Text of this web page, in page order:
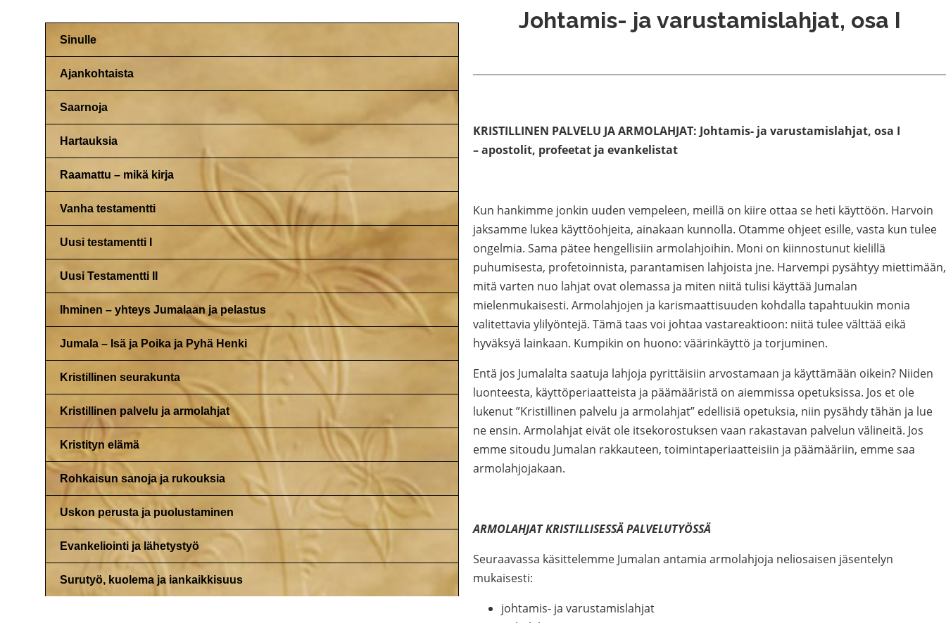
Sinulle
Ajankohtaista
Saarnoja
Hartauksia
Raamattu – mikä kirja
Vanha testamentti
Uusi testamentti I
Uusi Testamentti II
Ihminen – yhteys Jumalaan ja pelastus
Jumala – Isä ja Poika ja Pyhä Henki
Kristillinen seurakunta
Kristillinen palvelu ja armolahjat
Kristityn elämä
Rohkaisun sanoja ja rukouksia
Uskon perusta ja puolustaminen
Evankeliointi ja lähetystyö
Surutyö, kuolema ja iankaikkisuus
Johtamis- ja varustamislahjat, osa I
KRISTILLINEN PALVELU JA ARMOLAHJAT: Johtamis- ja varustamislahjat, osa I
– apostolit, profeetat ja evankelistat
Kun hankimme jonkin uuden vempeleen, meillä on kiire ottaa se heti käyttöön. Harvoin
jaksamme lukea käyttöohjeita, ainakaan kunnolla. Otamme ohjeet esille, vasta kun tulee
ongelmia. Sama pätee hengellisiin armolahjoihin. Moni on kiinnostunut kielillä
puhumisesta, profetoinnista, parantamisen lahjoista jne. Harvempi pysähtyy miettimään,
mitä varten nuo lahjat ovat olemassa ja miten niitä tulisi käyttää Jumalan
mielenmukaisesti. Armolahjojen ja karismaattisuuden kohdalla tapahtuukin monia
valitettavia ylilyöntejä. Tämä taas voi johtaa vastareaktioon: niitä tulee välttää eikä
hyväksyä lainkaan. Kumpikin on huono: väärinkäyttö ja torjuminen.
Entä jos Jumalalta saatuja lahjoja pyrittäisiin arvostamaan ja käyttämään oikein? Niiden
luonteesta, käyttöperiaatteista ja päämääristä on aiemmissa opetuksissa. Jos et ole
lukenut ”Kristillinen palvelu ja armolahjat” edellisiä opetuksia, niin pysähdy tähän ja lue
ne ensin. Armolahjat eivät ole itsekorostuksen vaan rakastavan palvelun välineitä. Jos
emme sitoudu Jumalan rakkauteen, toimintaperiaatteisiin ja päämääriin, emme saa
armolahjojakaan.
ARMOLAHJAT KRISTILLISESSÄ PALVELUTYÖSSÄ
Seuraavassa käsittelemme Jumalan antamia armolahjoja neliosaisen jäsentelyn
mukaisesti:
johtamis- ja varustamislahjat